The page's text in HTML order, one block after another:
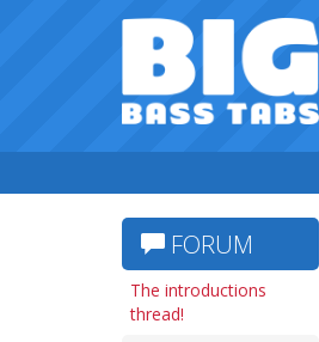
FORUM
The introductions
thread!